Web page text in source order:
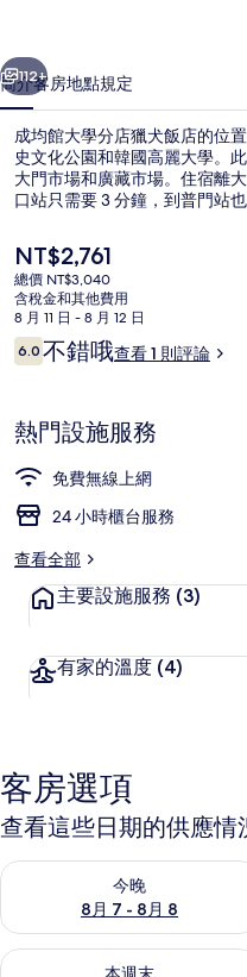
獵
犬
飯
店
相
片
集
個 下一個
112+
簡介客房地點規定
成均館大學分店獵犬飯店的位
史文化公園和韓國高麗大學。
大門市場和廣藏市場。住宿離
口站只需要 3 分鐘，到普門站也
目
前
的
價
格
是
NT$2,761
總價 NT$3,040
含稅金和其他費用
8 月 11 日 - 8 月 12 日
評
論
6.06.0 分，滿分 10 分，
不錯哦查看 1 則評論
熱門設施服務
免費無線上網
24 小時櫃台服務
查看全部
主要設施服務 (3)
有家的溫度 (4)
客房選項
查看這些日期的供應情
今晚
8月 7 - 8月 8
查看今晚 (8月 7 - 8月 8) 的供
查看本週末 (8月 7 - 8月 9) 的